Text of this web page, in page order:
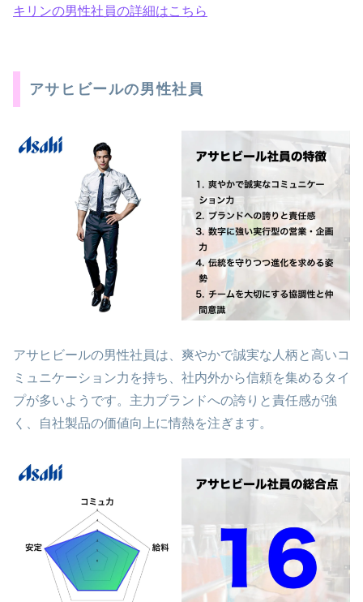
キリンの男性社員の詳細はこちら
アサヒビールの男性社員
アサヒビールの男性社員は、爽やかで誠実な人柄と高いコ
ミュニケーション力を持ち、社内外から信頼を集めるタイ
プが多いようです。主力ブランドへの誇りと責任感が強
く、自社製品の価値向上に情熱を注ぎます。